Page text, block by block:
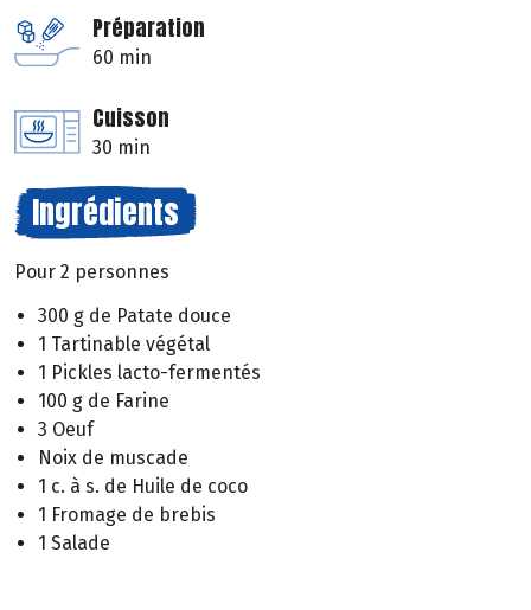
Préparation
60 min
Cuisson
30 min
Ingrédients
Pour 2 personnes
300 g de Patate douce
1 Tartinable végétal
1 Pickles lacto-fermentés
100 g de Farine
3 Oeuf
Noix de muscade
1 c. à s. de Huile de coco
1 Fromage de brebis
1 Salade